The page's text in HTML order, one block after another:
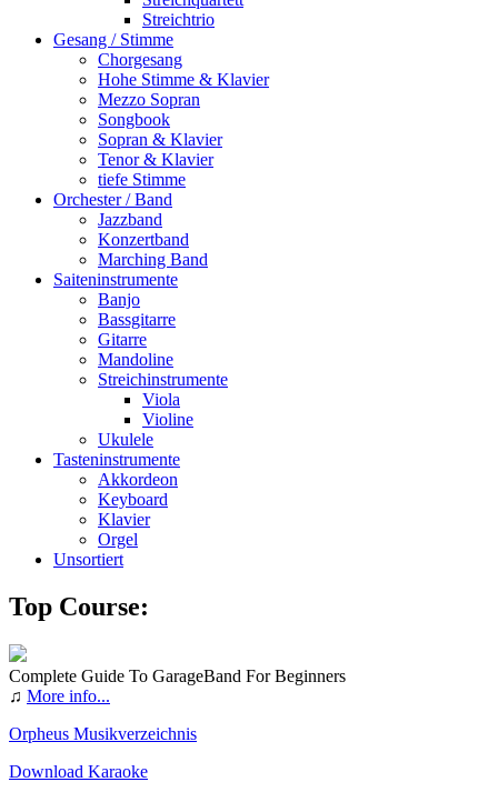
Streichtrio
Gesang / Stimme
Chorgesang
Hohe Stimme & Klavier
Mezzo Sopran
Songbook
Sopran & Klavier
Tenor & Klavier
tiefe Stimme
Orchester / Band
Jazzband
Konzertband
Marching Band
Saiteninstrumente
Banjo
Bassgitarre
Gitarre
Mandoline
Streichinstrumente
Viola
Violine
Ukulele
Tasteninstrumente
Akkordeon
Keyboard
Klavier
Orgel
Unsortiert
Top Course:
Complete Guide To GarageBand For Beginners
♫ More info...
Orpheus Musikverzeichnis
Download Karaoke